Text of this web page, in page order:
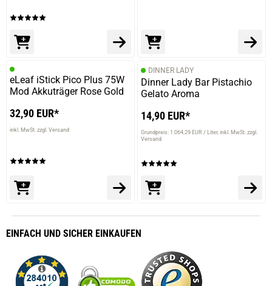
eLeaf iStick Pico Plus 75W
Mod Akkuträger Rose Gold
32,90 EUR*
inkl. MwSt. zzgl. Versand
DINNER LADY
Dinner Lady Bar Pistachio
Gelato Aroma
14,90 EUR*
Grundpreis: 1.064,29 EUR / Liter inkl. MwSt. zzgl.
Versand
EINFACH UND SICHER EINKAUFEN